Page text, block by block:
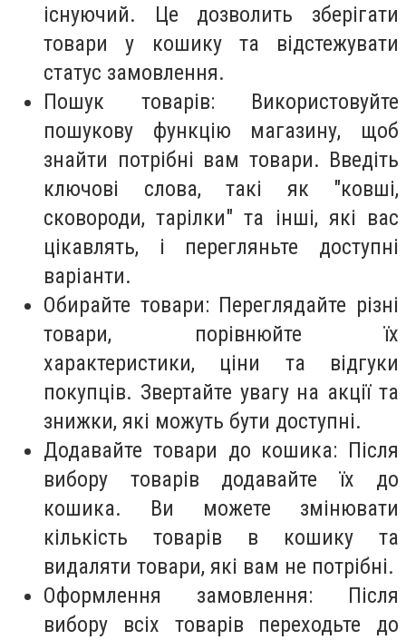
існуючий. Це дозволить зберігати
товари у кошику та відстежувати
статус замовлення.
Пошук товарів: Використовуйте
пошукову функцію магазину, щоб
знайти потрібні вам товари. Введіть
ключові слова, такі як "ковші,
сковороди, тарілки" та інші, які вас
цікавлять, і перегляньте доступні
варіанти.
Обирайте товари: Переглядайте різні
товари, порівнюйте їх
характеристики, ціни та відгуки
покупців. Звертайте увагу на акції та
знижки, які можуть бути доступні.
Додавайте товари до кошика: Після
вибору товарів додавайте їх до
кошика. Ви можете змінювати
кількість товарів в кошику та
видаляти товари, які вам не потрібні.
Оформлення замовлення: Після
вибору всіх товарів переходьте до